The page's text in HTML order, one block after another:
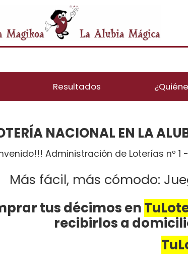
Resultados
NACIONAL EN LA
Administración de Loterías nº 1
Más fácil, más cómodo:
tus décimos en
recibirlos a